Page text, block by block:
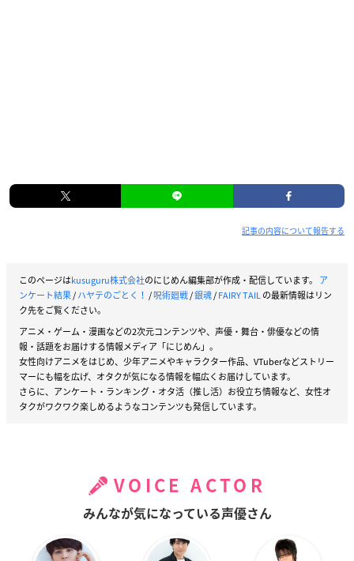
記事の内容について報告する
このページはkusuguru株式会社のにじめん編集部が作成・配信しています。 ア
ンケート結果/ハヤテのごとく！ /呪術廻戦/銀魂/FAIRY TAILの最新情報はリン
ク先をご覧ください。
アニメ・ゲーム・漫画などの2次元コンテンツや、声優・舞台・俳優などの情
報・話題をお届けする情報メディア「にじめん」。
女性向けアニメをはじめ、少年アニメやキャラクター作品、VTuberなどストリー
マーにも幅を広げ、オタクが気になる情報を幅広くお届けしています。
さらに、アンケート・ランキング・オタ活（推し活）お役立ち情報など、女性オ
タクがワクワク楽しめるようなコンテンツも発信しています。
VOICE ACTOR
みんなが気になっている声優さん